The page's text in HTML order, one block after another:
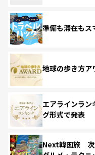
準備も滞在も
地球の歩き方ア
エアラインラ
グ形式で発表
Next韓国旅 次